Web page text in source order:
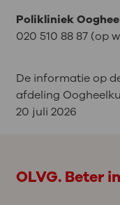
Polikliniek
020 510 88 87 (op
De informatie op
afdeling
20 juli 2026
OLVG. Beter